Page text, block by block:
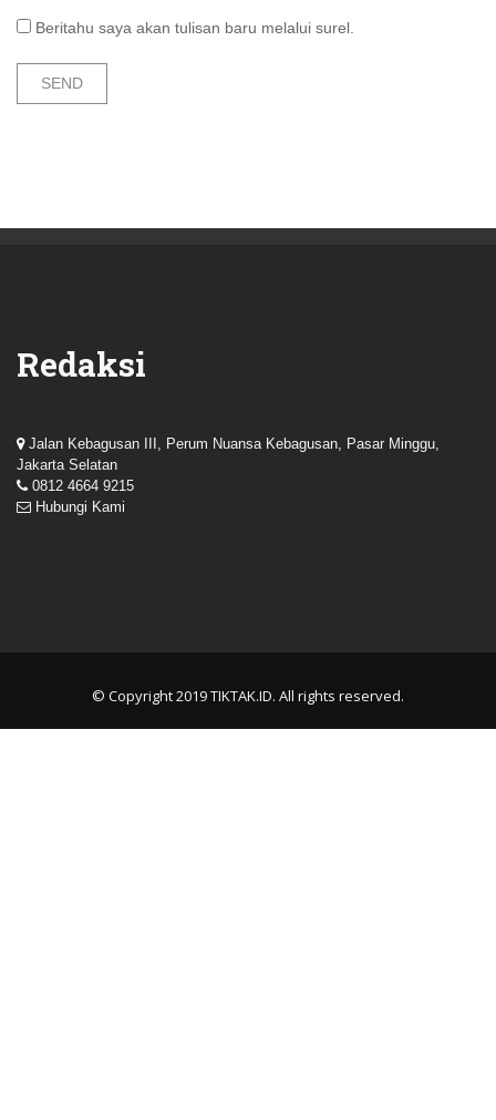
Beritahu saya akan tulisan baru melalui surel.
Redaksi
Jalan Kebagusan III, Perum Nuansa Kebagusan, Pasar Minggu,
Jakarta Selatan
0812 4664 9215
Hubungi Kami
© Copyright 2019TIKTAK.ID. All rights reserved.